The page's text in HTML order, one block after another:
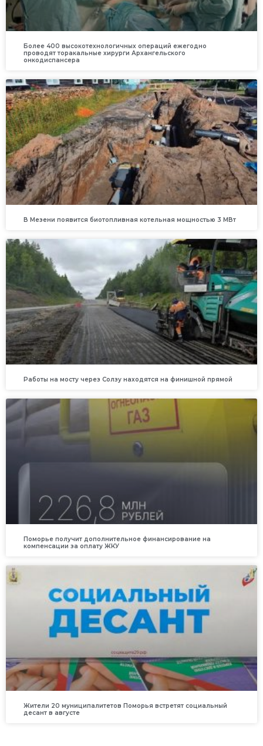
Более 400 высокотехнологичных операций ежегодно
проводят торакальные хирурги Архангельского
онкодиспансера
В Мезени появится биотопливная котельная мощностью 3 МВт
Работы на мосту через Солзу находятся на финишной прямой
Поморье получит дополнительное финансирование на
компенсации за оплату ЖКУ
Жители 20 муниципалитетов Поморья встретят социальный
десант в августе